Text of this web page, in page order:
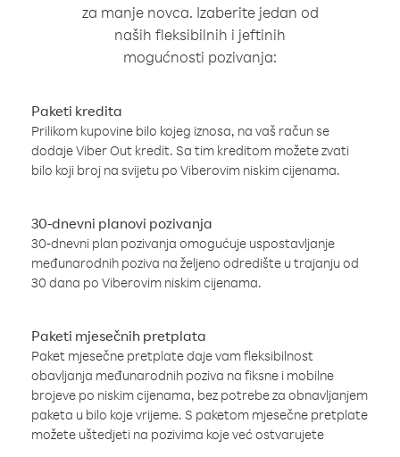
za manje novca. Izaberite jedan od
naših fleksibilnih i jeftinih
mogućnosti pozivanja:
Paketi kredita
Prilikom kupovine bilo kojeg iznosa, na vaš račun se
dodaje Viber Out kredit. Sa tim kreditom možete zvati
bilo koji broj na svijetu po Viberovim niskim cijenama.
30-dnevni planovi pozivanja
30-dnevni plan pozivanja omogućuje uspostavljanje
međunarodnih poziva na željeno odredište u trajanju od
30 dana po Viberovim niskim cijenama.
Paketi mjesečnih pretplata
Paket mjesečne pretplate daje vam fleksibilnost
obavljanja međunarodnih poziva na fiksne i mobilne
brojeve po niskim cijenama, bez potrebe za obnavljanjem
paketa u bilo koje vrijeme. S paketom mjesečne pretplate
možete uštedjeti na pozivima koje već ostvarujete